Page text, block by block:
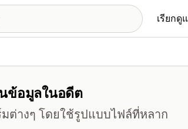
เรียกดู
ข้อมูลในอดีต
ต่างๆ โดยใช้รูปแบบไฟล์ที่หลาก